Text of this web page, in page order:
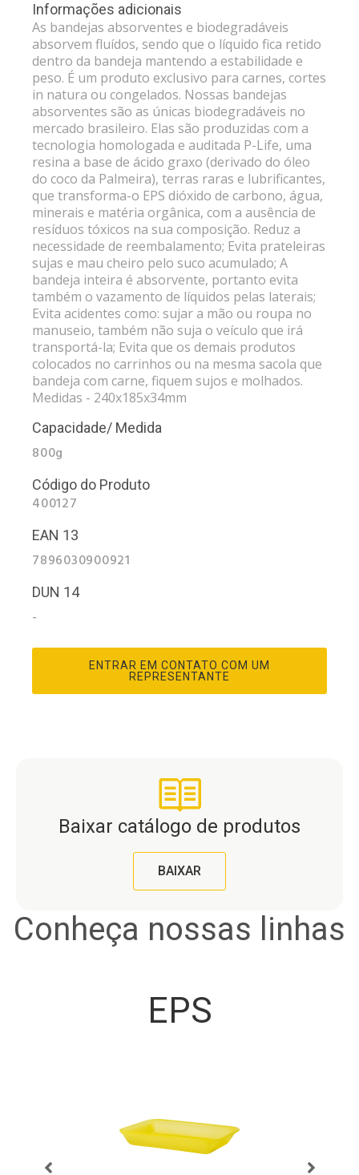
Informações adicionais
As bandejas absorventes e biodegradáveis
absorvem fluídos, sendo que o líquido fica retido
dentro da bandeja mantendo a estabilidade e
peso. É um produto exclusivo para carnes, cortes
in natura ou congelados. Nossas bandejas
absorventes são as únicas biodegradáveis no
mercado brasileiro. Elas são produzidas com a
tecnologia homologada e auditada P-Life, uma
resina a base de ácido graxo (derivado do óleo
do coco da Palmeira), terras raras e lubrificantes,
que transforma-o EPS dióxido de carbono, água,
minerais e matéria orgânica, com a ausência de
resíduos tóxicos na sua composição. Reduz a
necessidade de reembalamento; Evita prateleiras
sujas e mau cheiro pelo suco acumulado; A
bandeja inteira é absorvente, portanto evita
também o vazamento de líquidos pelas laterais;
Evita acidentes como: sujar a mão ou roupa no
manuseio, também não suja o veículo que irá
transportá-la; Evita que os demais produtos
colocados no carrinhos ou na mesma sacola que
bandeja com carne, fiquem sujos e molhados.
Medidas - 240x185x34mm
Capacidade/ Medida
800g
Código do Produto
400127
EAN 13
7896030900921
DUN 14
-
ENTRAR EM CONTATO COM UM
REPRESENTANTE
Baixar catálogo de produtos
BAIXAR
Conheça nossas linhas
EPS